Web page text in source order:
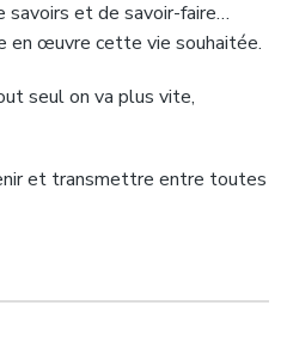
savoirs et de savoir-faire…
œuvre cette vie souhaitée.
seul on va plus vite,
et transmettre entre toutes